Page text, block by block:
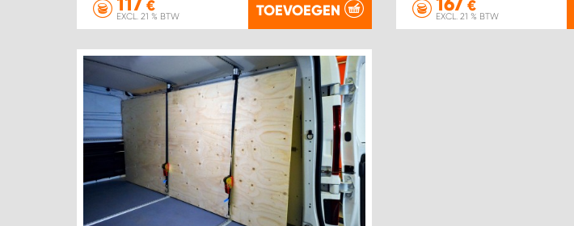
€
EXCL. 21 % BTW TOEVOEGEN €
EXCL. 21 % BTW